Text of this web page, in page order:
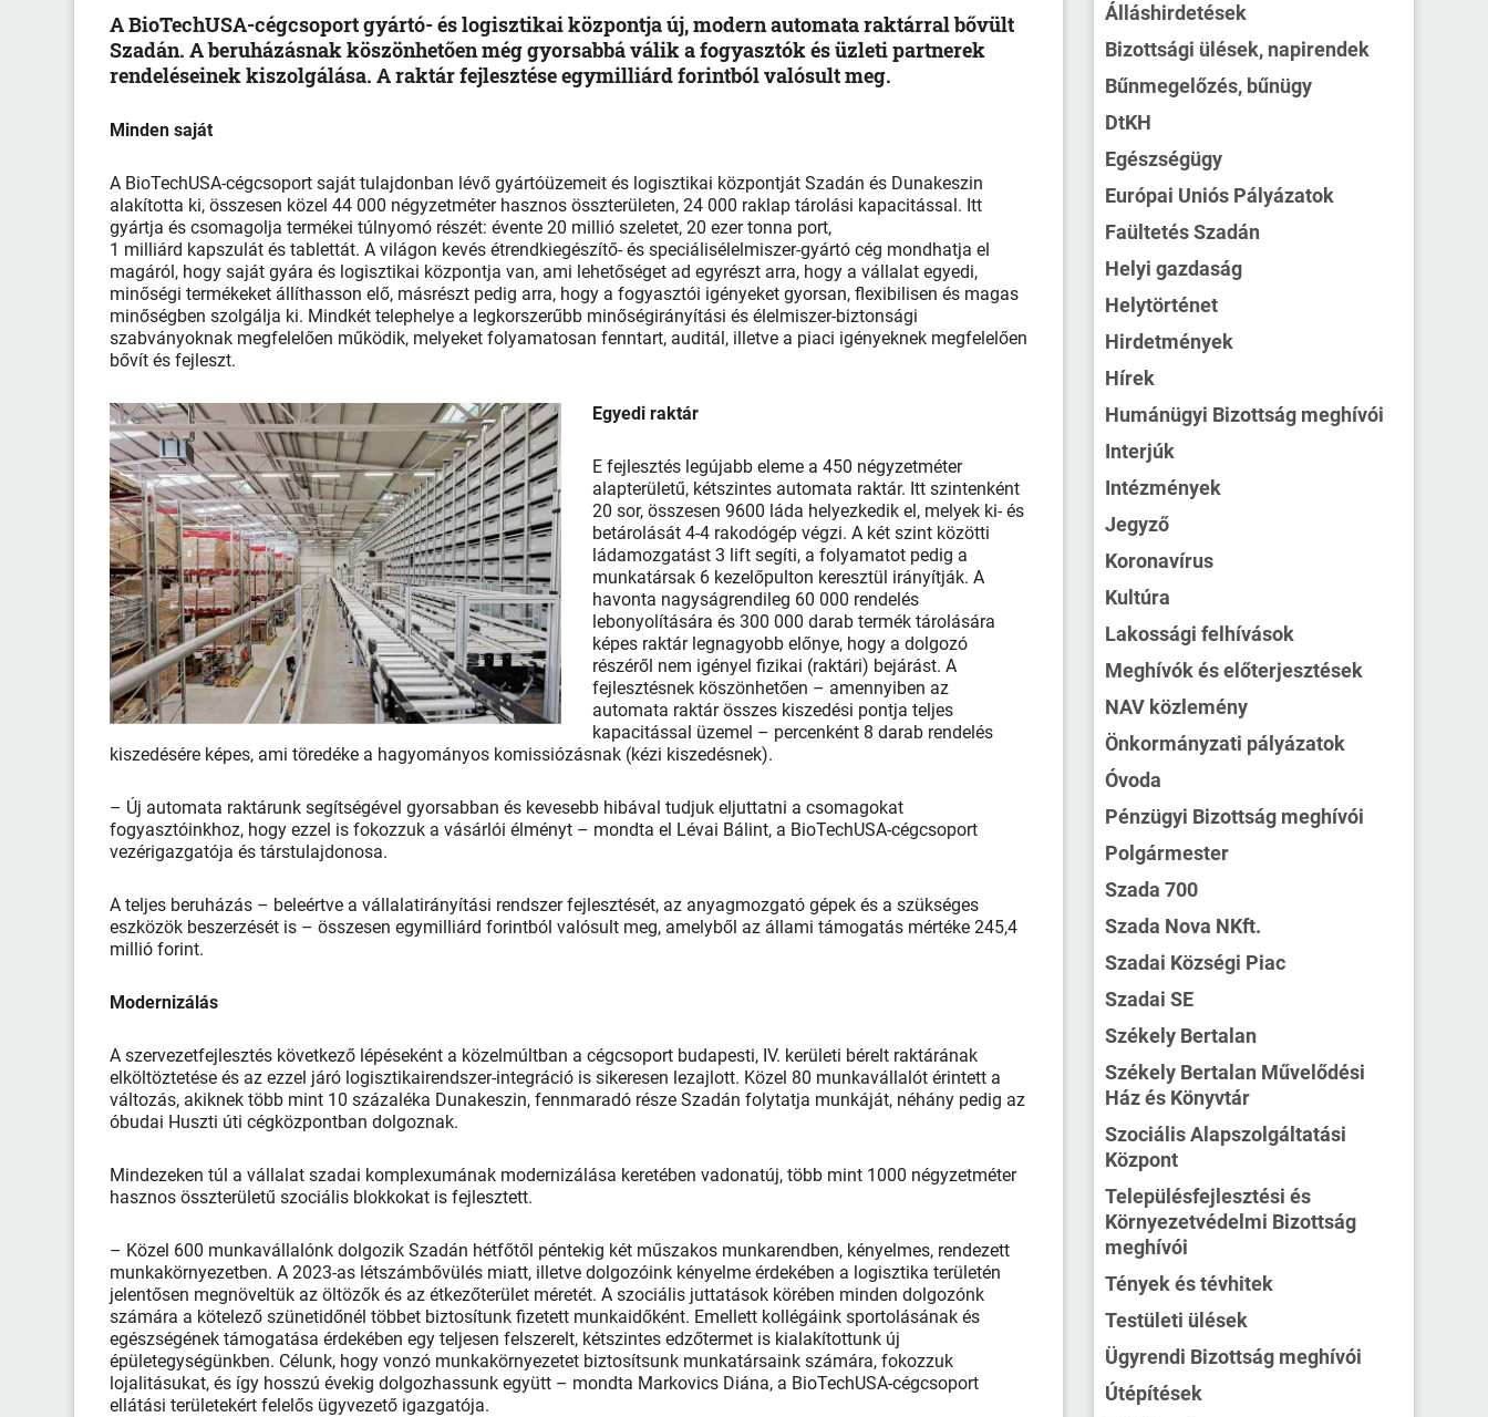
A BioTechUSA-cégcsoport gyártó- és logisztikai központja új, modern automata raktárral bővült
Szadán. A beruházásnak köszönhetően még gyorsabbá válik a fogyasztók és üzleti partnerek
rendeléseinek kiszolgálása. A raktár fejlesztése egymilliárd forintból valósult meg.
Minden saját
A BioTechUSA-cégcsoport saját tulajdonban lévő gyártóüzemeit és logisztikai központját Szadán és Dunakeszin
alakította ki, összesen közel 44 000 négyzetméter hasznos összterületen, 24 000 raklap tárolási kapacitással. Itt
gyártja és csomagolja termékei túlnyomó részét: évente 20 millió szeletet, 20 ezer tonna port,
1 milliárd kapszulát és tablettát. A világon kevés étrendkiegészítő- és speciálisélelmiszer-gyártó cég mondhatja el
magáról, hogy saját gyára és logisztikai központja van, ami lehetőséget ad egyrészt arra, hogy a vállalat egyedi,
minőségi termékeket állíthasson elő, másrészt pedig arra, hogy a fogyasztói igényeket gyorsan, flexibilisen és magas
minőségben szolgálja ki. Mindkét telephelye a legkorszerűbb minőségirányítási és élelmiszer-biztonsági
szabványoknak megfelelően működik, melyeket folyamatosan fenntart, auditál, illetve a piaci igényeknek megfelelően
bővít és fejleszt.
Egyedi raktár
E fejlesztés legújabb eleme a 450 négyzetméter
alapterületű, kétszintes automata raktár. Itt szintenként
20 sor, összesen 9600 láda helyezkedik el, melyek ki- és
betárolását 4-4 rakodógép végzi. A két szint közötti
ládamozgatást 3 lift segíti, a folyamatot pedig a
munkatársak 6 kezelőpulton keresztül irányítják. A
havonta nagyságrendileg 60 000 rendelés
lebonyolítására és 300 000 darab termék tárolására
képes raktár legnagyobb előnye, hogy a dolgozó
részéről nem igényel fizikai (raktári) bejárást. A
fejlesztésnek köszönhetően – amennyiben az
automata raktár összes kiszedési pontja teljes
kapacitással üzemel – percenként 8 darab rendelés
kiszedésére képes, ami töredéke a hagyományos komissiózásnak (kézi kiszedésnek).
– Új automata raktárunk segítségével gyorsabban és kevesebb hibával tudjuk eljuttatni a csomagokat
fogyasztóinkhoz, hogy ezzel is fokozzuk a vásárlói élményt – mondta el Lévai Bálint, a BioTechUSA-cégcsoport
vezérigazgatója és társtulajdonosa.
A teljes beruházás – beleértve a vállalatirányítási rendszer fejlesztését, az anyagmozgató gépek és a szükséges
eszközök beszerzését is – összesen egymilliárd forintból valósult meg, amelyből az állami támogatás mértéke 245,4
millió forint.
Modernizálás
A szervezetfejlesztés következő lépéseként a közelmúltban a cégcsoport budapesti, IV. kerületi bérelt raktárának
elköltöztetése és az ezzel járó logisztikairendszer-integráció is sikeresen lezajlott. Közel 80 munkavállalót érintett a
változás, akiknek több mint 10 százaléka Dunakeszin, fennmaradó része Szadán folytatja munkáját, néhány pedig az
óbudai Huszti úti cégközpontban dolgoznak.
Mindezeken túl a vállalat szadai komplexumának modernizálása keretében vadonatúj, több mint 1000 négyzetméter
hasznos összterületű szociális blokkokat is fejlesztett.
– Közel 600 munkavállalónk dolgozik Szadán hétfőtől péntekig két műszakos munkarendben, kényelmes, rendezett
munkakörnyezetben. A 2023-as létszámbővülés miatt, illetve dolgozóink kényelme érdekében a logisztika területén
jelentősen megnöveltük az öltözők és az étkezőterület méretét. A szociális juttatások körében minden dolgozónk
számára a kötelező szünetidőnél többet biztosítunk fizetett munkaidőként. Emellett kollégáink sportolásának és
egészségének támogatása érdekében egy teljesen felszerelt, kétszintes edzőtermet is kialakítottunk új
épületegységünkben. Célunk, hogy vonzó munkakörnyezetet biztosítsunk munkatársaink számára, fokozzuk
lojalitásukat, és így hosszú évekig dolgozhassunk együtt – mondta Markovics Diána, a BioTechUSA-cégcsoport
ellátási területekért felelős ügyvezető igazgatója.
Álláshirdetések
Bizottsági ülések, napirendek
Bűnmegelőzés, bűnügy
DtKH
Egészségügy
Európai Uniós Pályázatok
Faültetés Szadán
Helyi gazdaság
Helytörténet
Hirdetmények
Hírek
Humánügyi Bizottság meghívói
Interjúk
Intézmények
Jegyző
Koronavírus
Kultúra
Lakossági felhívások
Meghívók és előterjesztések
NAV közlemény
Önkormányzati pályázatok
Óvoda
Pénzügyi Bizottság meghívói
Polgármester
Szada 700
Szada Nova NKft.
Szadai Községi Piac
Szadai SE
Székely Bertalan
Székely Bertalan Művelődési
Ház és Könyvtár
Szociális Alapszolgáltatási
Központ
Településfejlesztési és
Környezetvédelmi Bizottság
meghívói
Tények és tévhitek
Testületi ülések
Ügyrendi Bizottság meghívói
Útépítések